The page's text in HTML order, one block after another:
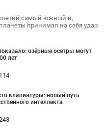
самый южный и,
принимал на себя удар
озёрные осетры могут
лет
114
клавиатуры: новый путь
интеллекта